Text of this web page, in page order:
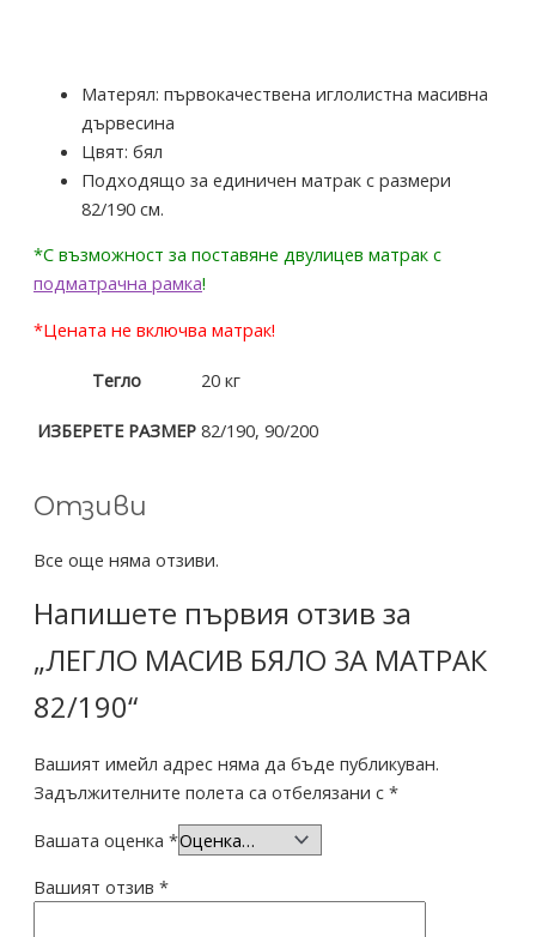
Матерял: първокачествена иглолистна масивна
дървесина
Цвят: бял
Подходящо за единичен матрак с размери
82/190 см.
*С възможност за поставяне двулицев матрак с
подматрачна рамка!
*Цената не включва матрак!
Тегло 20 кг
ИЗБЕРЕТЕ РАЗМЕР 82/190, 90/200
Отзиви
Все още няма отзиви.
Напишете първия отзив за
„ЛЕГЛО МАСИВ БЯЛО ЗА МАТРАК
82/190“
Вашият имейл адрес няма да бъде публикуван.
Задължителните полета са отбелязани с *
Вашата оценка *
Вашият отзив *